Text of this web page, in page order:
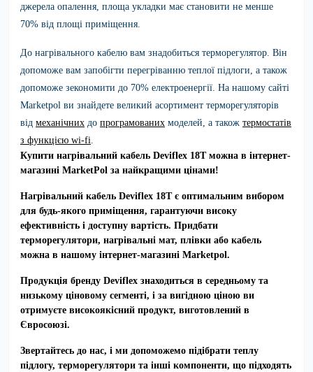
джерела опалення, площа укладки має становити не менше
70% від площі приміщення.
До нагрівального кабелю вам знадобиться терморегулятор. Він
допоможе вам запобігти перегріванню теплої підлоги, а також
допоможе зекономити до 70% електроенергії. На нашому сайті
Marketpol ви знайдете великий асортимент терморегуляторів
від механічних до програмованих моделей, а також термостатів
з функцією wi-fi
Купити нагрівальний кабель Deviflex 18T можна в інтернет-
магазині MarketPol за найкращими цінами!
Нагрівальний кабель Deviflex 18T є оптимальним вибором
для будь-якого приміщення, гарантуючи високу
ефективність і доступну вартість. Придбати
терморегулятори, нагрівальні мат, плівки або кабель
можна в нашому інтернет-магазині Marketpol.
Продукція бренду Deviflex знаходиться в середньому та
низькому ціновому сегменті, і за вигідною ціною ви
отримуєте високоякісний продукт, виготовлений в
Євросоюзі.
Звертайтесь до нас, і ми допоможемо підібрати теплу
підлогу, терморегулятори та інші компоненти, що підходять